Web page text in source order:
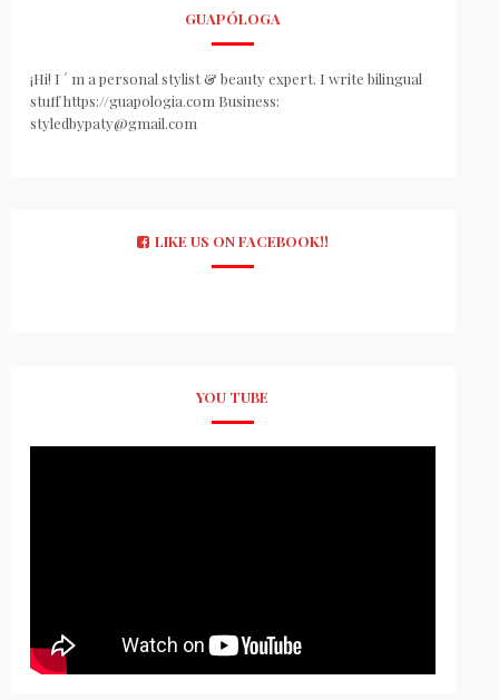
GUAPÓLOGA
¡Hi! I ´ m a personal stylist & beauty expert. I write bilingual
stuff https://guapologia.com Business:
styledbypaty@gmail.com
LIKE US ON FACEBOOK!!
YOU TUBE